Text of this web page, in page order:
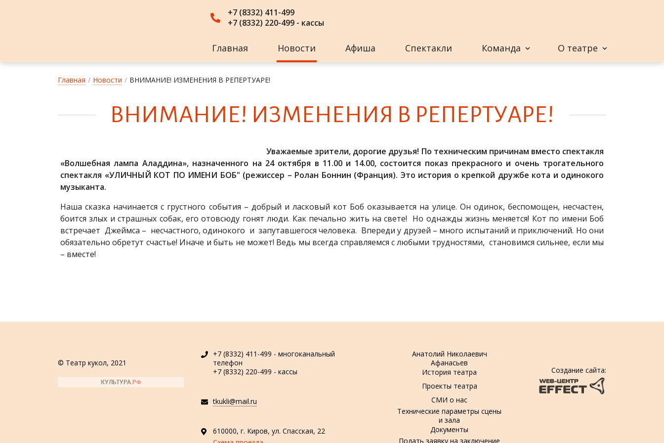
+7 (8332) 411-499
+7 (8332) 220-499 - кассы
Главная Новости Афиша Спектакли Команда О театре
Главная / Новости / ВНИМАНИЕ! ИЗМЕНЕНИЯ В РЕПЕРТУАРЕ!
ВНИ­МА­НИЕ! ИЗ­МЕ­НЕ­НИЯ В РЕ­ПЕР­ТУ­А­РЕ!
Уважаемые зрители, дорогие друзья! По техническим причинам вместо спектакля
«Волшебная лампа Аладдина», назначенного на 24 октября в 11.00 и 14.00, состоится показ прекрасного и очень трогательного
спектакля «УЛИЧНЫЙ КОТ ПО ИМЕНИ БОБ" (режиссер – Ролан Боннин (Франция). Это история о крепкой дружбе кота и одинокого
музыканта.
Наша сказка начинается с грустного события – добрый и ласковый кот Боб оказывается на улице. Он одинок, беспомощен, несчастен,
боится злых и страшных собак, его отовсюду гонят люди. Как печально жить на свете! Но однажды жизнь меняется! Кот по имени Боб
встречает Джеймса – несчастного, одинокого и запутавшегося человека. Впереди у друзей – много испытаний и приключений. Но они
обязательно обретут счастье! Иначе и быть не может! Ведь мы всегда справляемся с любыми трудностями, становимся сильнее, если мы
– вместе!
© Театр кукол, 2021
+7 (8332) 411-499 - многоканальный
телефон
+7 (8332) 220-499 - кассы
tkukli@mail.ru
610000, г. Киров, ул. Спасская, 22
Анатолий Николаевич
Афанасьев
История театра
Проекты театра
СМИ о нас
Технические параметры сцены
и зала
Документы
Подать заявку на заключение
Создание сайта: